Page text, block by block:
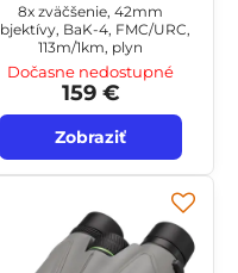
8x zväčšenie, 42mm
BaK-4, FMC/URC,
113m/1km, plyn
Dočasne nedostupné
159 €
Zobraziť